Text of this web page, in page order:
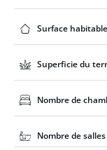
Surface
Superficie du
Nombre de
Nombre de